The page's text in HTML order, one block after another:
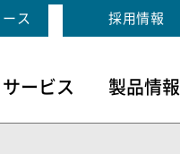
ス 採用情報
ービス 製品情報